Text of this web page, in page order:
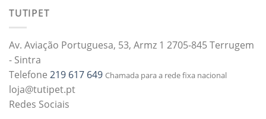
TUTIPET
Av. Aviação Portuguesa, 53, Armz 1 2705-845 Terrugem
- Sintra
Telefone 219 617 649 Chamada para a rede fixa nacional
loja@tutipet.pt
Redes Sociais